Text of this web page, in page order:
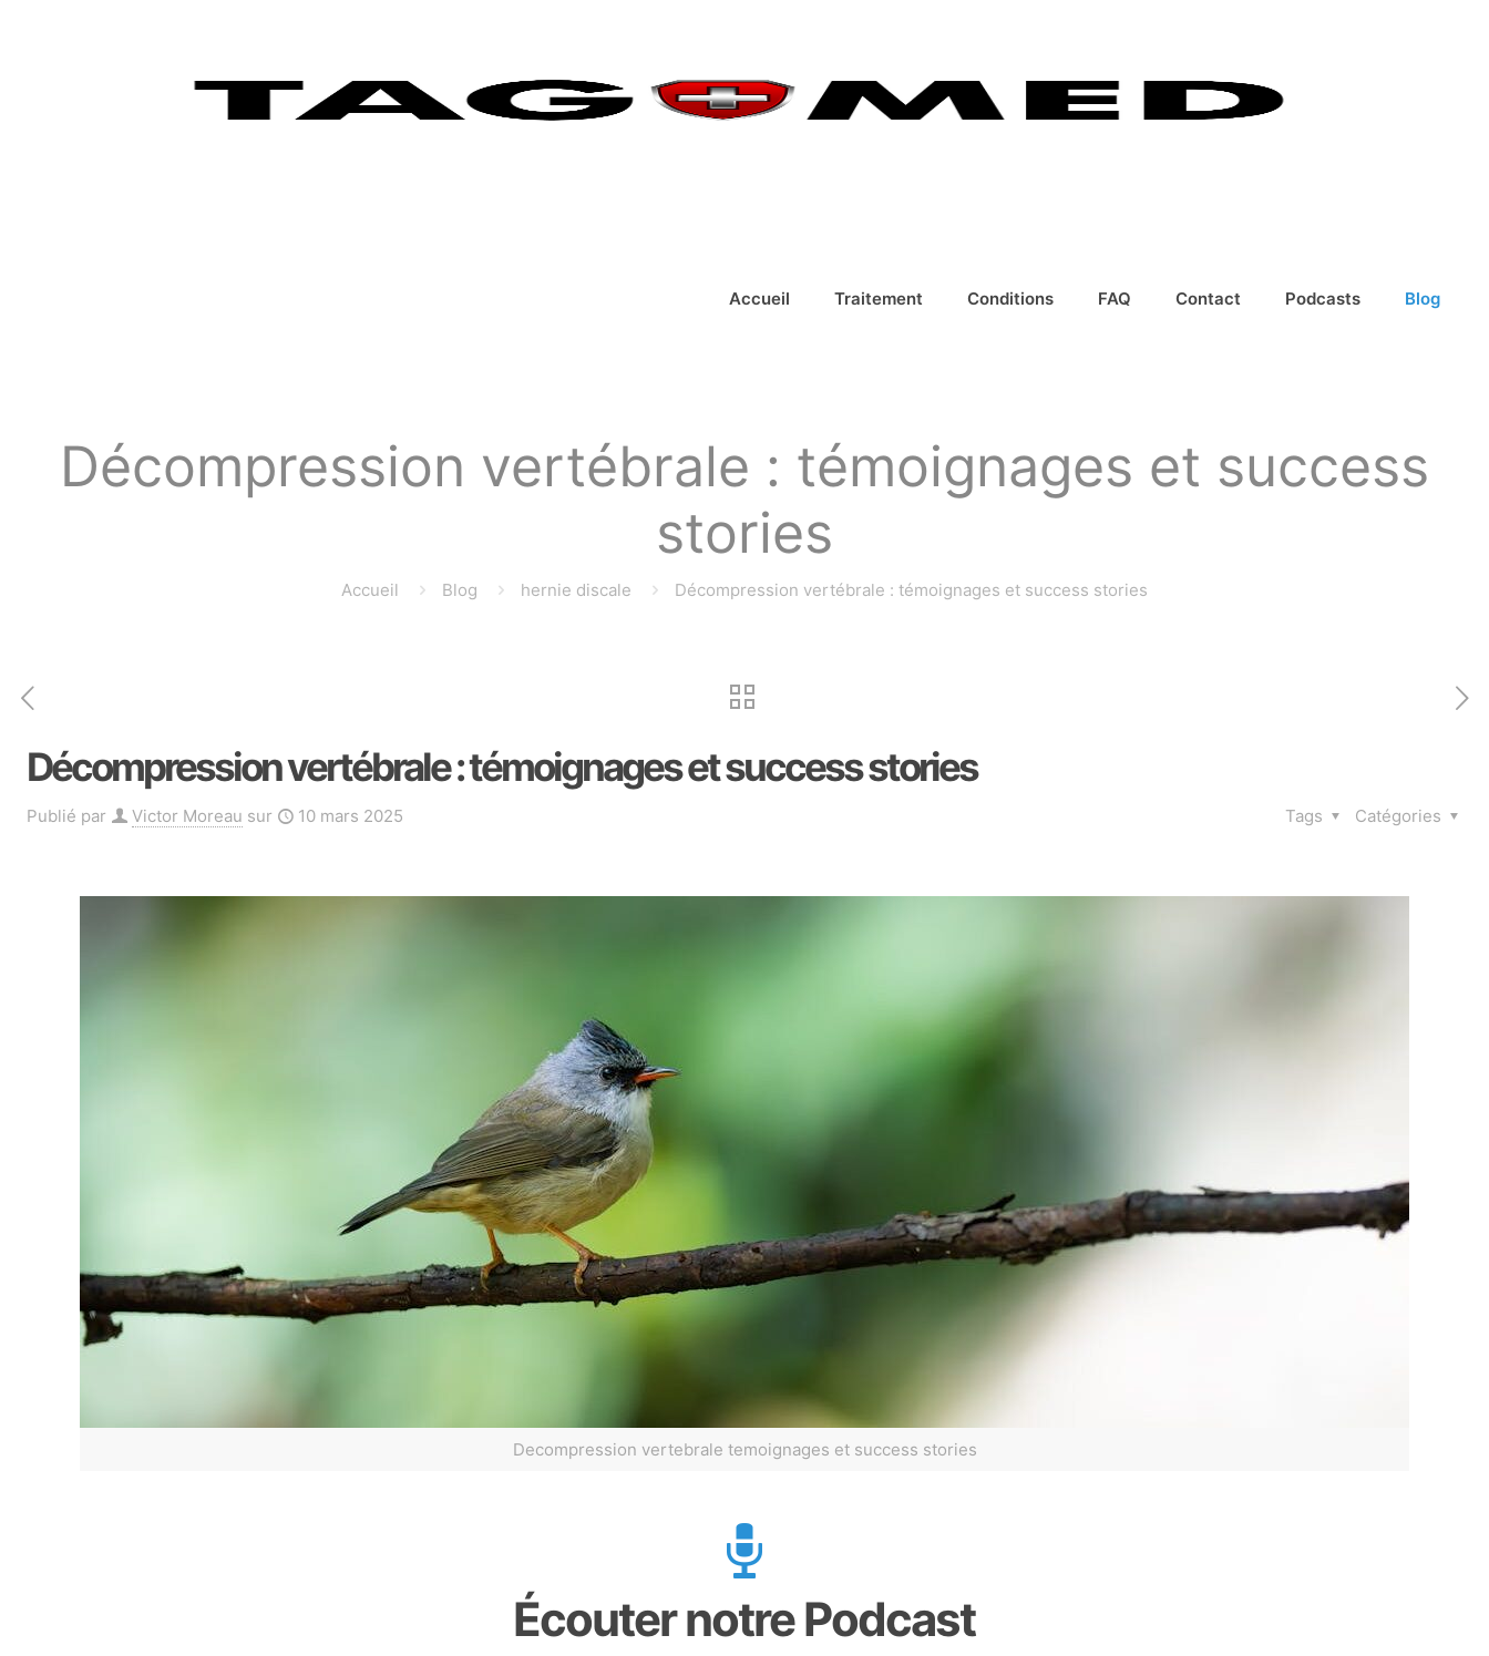
Accueil Traitement Conditions FAQ Contact Podcasts Blog
Décompression vertébrale : témoignages et success
stories
Accueil Blog hernie discale Décompression vertébrale : témoignages et success stories
Décompression vertébrale : témoignages et success stories
Publié par Victor Moreau sur 10 mars 2025 Catégories
Tags
Decompression vertebrale temoignages et success stories
Écouter notre Podcast